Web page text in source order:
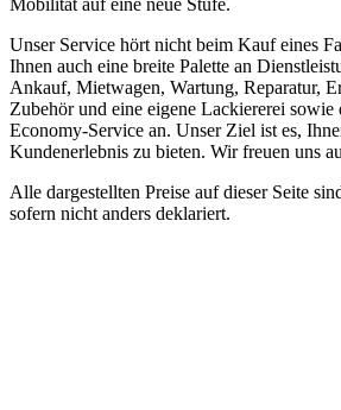
Unser Service hört nicht beim Kauf eines
Ihnen auch eine breite Palette an
Ankauf, Mietwagen, Wartung, Reparatur,
Zubehör und eine eigene Lackiererei sowie
Economy-Service an. Unser Ziel ist es,
Kundenerlebnis zu bieten. Wir freuen uns
Alle dargestellten Preise auf dieser Seite
sofern nicht anders deklariert.